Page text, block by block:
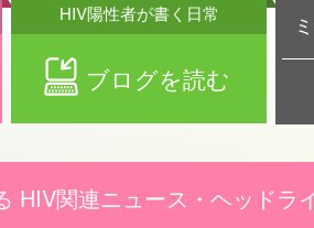
ブログを読む
HIV陽性者が書く日常
HIV関連ニュース・ヘッドラ